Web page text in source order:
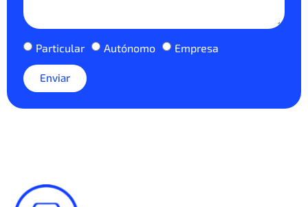
Particular Autónomo Empresa
Enviar